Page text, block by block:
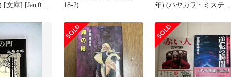
[文庫] [Jan 01,
18-2)
年) (ハヤカワ・ミステリ